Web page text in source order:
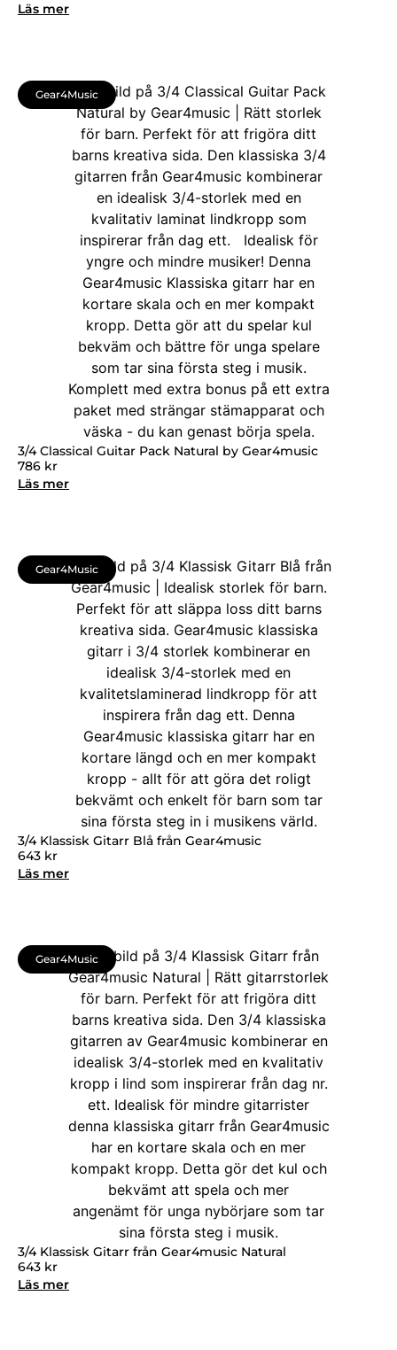
Läs mer
Gear4Music
3/4 Classical Guitar Pack Natural by Gear4music
786 kr
Läs mer
Gear4Music
3/4 Klassisk Gitarr Blå från Gear4music
643 kr
Läs mer
Gear4Music
3/4 Klassisk Gitarr från Gear4music Natural
643 kr
Läs mer